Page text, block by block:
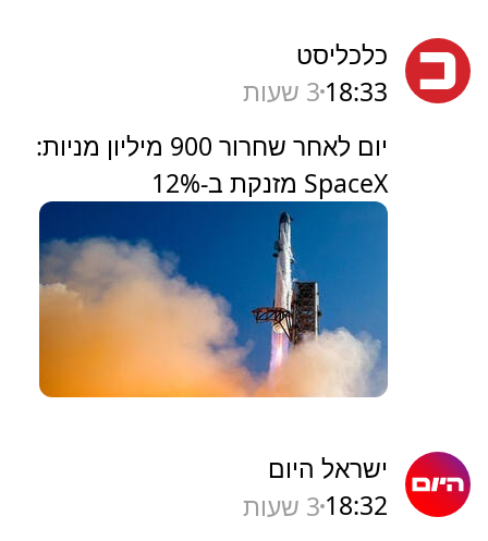
כלכליסט
18:33 3 שעות
יום לאחר שחרור 900 מיליון מניות:
SpaceX מזנקת ב-12%
ישראל היום
18:32 3 שעות